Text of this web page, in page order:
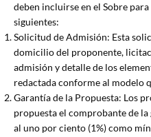
deben incluirse en el Sobre
siguientes:
Solicitud de Admisión: Esta
domicilio del proponente,
admisión y detalle de los
redactada conforme al modelo
Garantía de la Propuesta: Los
propuesta el comprobante de
al uno por ciento (1%) como